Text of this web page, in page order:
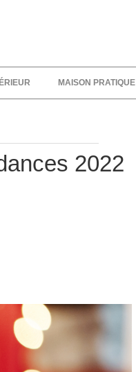
MAISON PRATIQUE
2022